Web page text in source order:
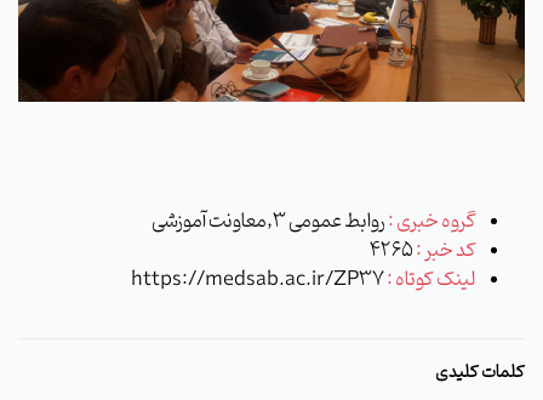
گروه خبری :روابط عمومی 3,معاونت آموزشی
کد خبر :4265
لینک کوتاه :https://medsab.ac.ir/ZP37
کلمات کلیدی